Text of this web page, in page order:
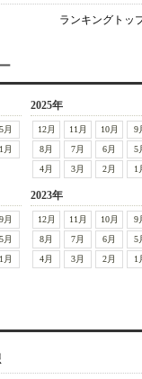
ランキングトッ
5月
1月
2025年
12月 11月 10月
9
8月
7月 6月
5
4月
3月 2月 1
9月
5月
1月
2023年
12月 11月 10月
9
8月
7月 6月
5
4月
3月 2月 1